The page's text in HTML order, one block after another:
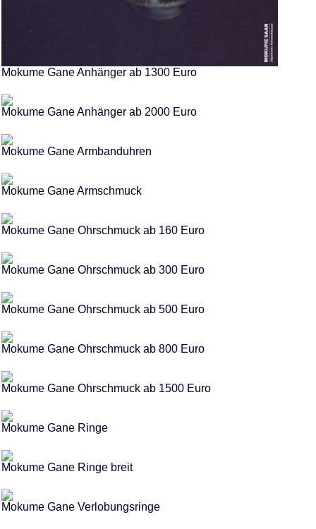
Mokume Gane Anhänger ab 1300 Euro
Mokume Gane Anhänger ab 2000 Euro
Mokume Gane Armbanduhren
Mokume Gane Armschmuck
Mokume Gane Ohrschmuck ab 160 Euro
Mokume Gane Ohrschmuck ab 300 Euro
Mokume Gane Ohrschmuck ab 500 Euro
Mokume Gane Ohrschmuck ab 800 Euro
Mokume Gane Ohrschmuck ab 1500 Euro
Mokume Gane Ringe
Mokume Gane Ringe breit
Mokume Gane Verlobungsringe